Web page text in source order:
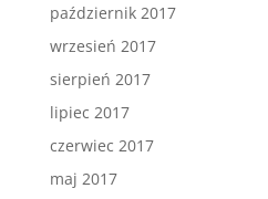
październik 2017
wrzesień 2017
sierpień 2017
lipiec 2017
czerwiec 2017
maj 2017